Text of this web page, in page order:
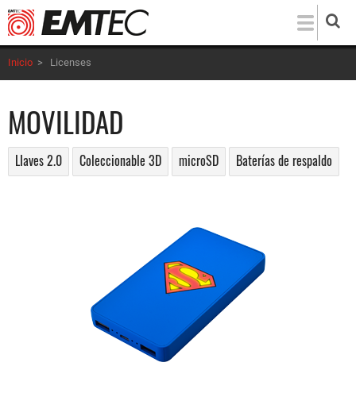
Pasar
al
contenido
principal
Inicio > Licenses
MOVILIDAD
LIaves 2.0 Coleccionable 3D microSD Baterías de respaldo